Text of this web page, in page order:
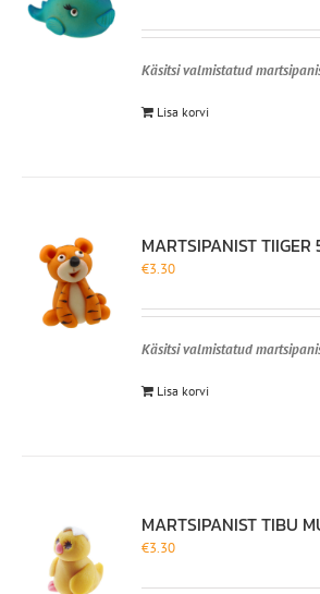
Käsitsi valmistatud
Lisa korvi
MARTSIPANIST TIIGER
€3.30
Käsitsi valmistatud
Lisa korvi
MARTSIPANIST TIBU
€3.30